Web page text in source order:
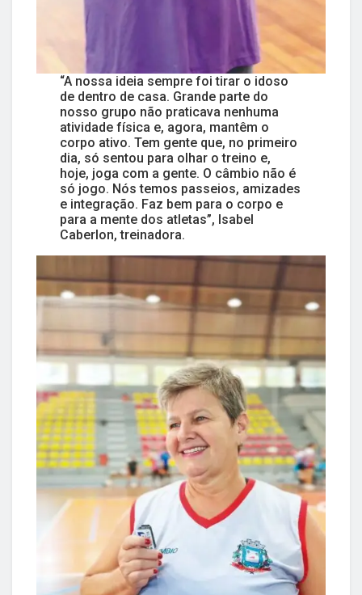
“A nossa ideia sempre foi tirar o idoso
de dentro de casa. Grande parte do
nosso grupo não praticava nenhuma
atividade física e, agora, mantêm o
corpo ativo. Tem gente que, no primeiro
dia, só sentou para olhar o treino e,
hoje, joga com a gente. O câmbio não é
só jogo. Nós temos passeios, amizades
e integração. Faz bem para o corpo e
para a mente dos atletas”, Isabel
Caberlon, treinadora.